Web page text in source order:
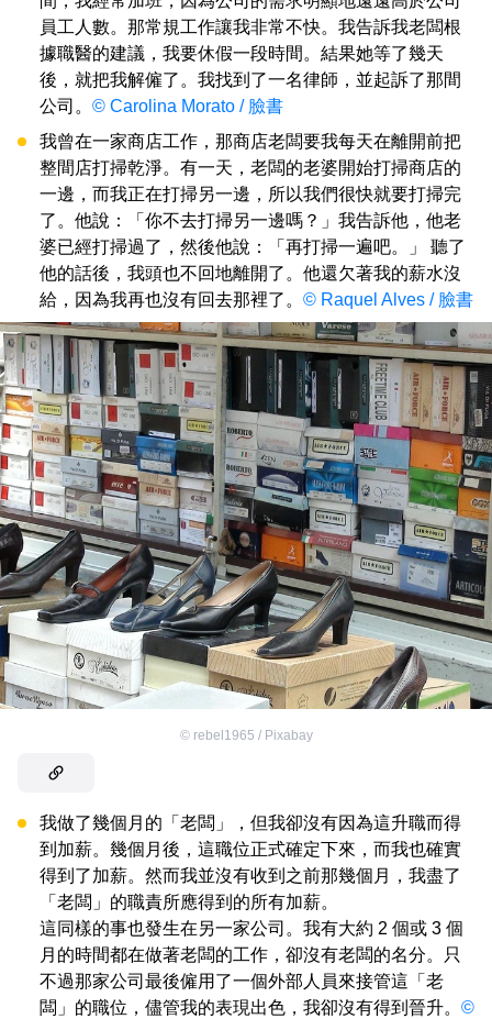
員工人數。那常規工作讓我非常不快。我告訴我老闆根
據職醫的建議，我要休假一段時間。結果她等了幾天
後，就把我解僱了。我找到了一名律師，並起訴了那間
公司。 © Carolina Morato / 臉書
我曾在一家商店工作，那商店老闆要我每天在離開前把
整間店打掃乾淨。有一天，老闆的老婆開始打掃商店的
一邊，而我正在打掃另一邊，所以我們很快就要打掃完
了。他說：「你不去打掃另一邊嗎？」我告訴他，他老
婆已經打掃過了，然後他說：「再打掃一遍吧。」 聽了
他的話後，我頭也不回地離開了。他還欠著我的薪水沒
給，因為我再也沒有回去那裡了。 © Raquel Alves / 臉書
© rebel1965 / Pixabay
我做了幾個月的「老闆」，但我卻沒有因為這升職而得
到加薪。幾個月後，這職位正式確定下來，而我也確實
得到了加薪。然而我並沒有收到之前那幾個月，我盡了
「老闆」的職責所應得到的所有加薪。
這同樣的事也發生在另一家公司。我有大約 2 個或 3 個
月的時間都在做著老闆的工作，卻沒有老闆的名分。只
不過那家公司最後僱用了一個外部人員來接管這「老
闆」的職位，儘管我的表現出色，我卻沒有得到晉升。 ©